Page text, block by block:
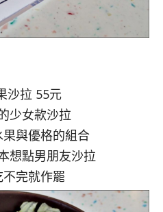
沙拉 55元
少女款沙拉
與優格的組合
想點男朋友沙拉
完就作罷